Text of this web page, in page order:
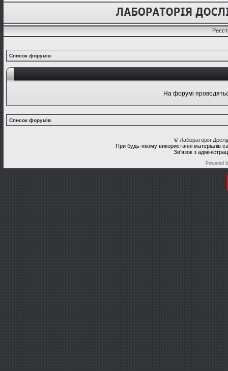
Список форумів
На форумі
Список форумів
© Лабораторія
При будь-якому використанні матеріалів
Зв'язок з
Powered